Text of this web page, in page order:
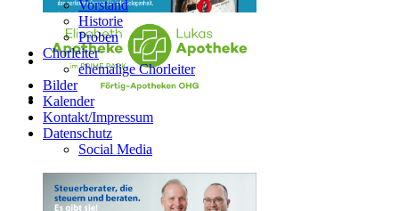
Vorstand
Historie
Proben
Chorleiter
ehemalige Chorleiter
Bilder
Kalender
Kontakt/Impressum
Datenschutz
Social Media